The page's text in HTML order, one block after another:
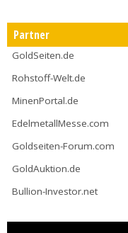
Partner
GoldSeiten.de
Rohstoff-Welt.de
MinenPortal.de
EdelmetallMesse.com
Goldseiten-Forum.com
GoldAuktion.de
Bullion-Investor.net